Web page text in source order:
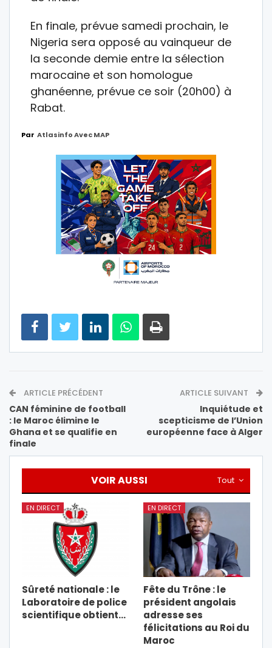
En finale, prévue samedi prochain, le
Nigeria sera opposé au vainqueur de
la seconde demie entre la sélection
marocaine et son homologue
ghanéenne, prévue ce soir (20h00) à
Rabat.
Par Atlasinfo Avec MAP
ARTICLE PRÉCÉDENT
CAN féminine de football
: le Maroc élimine le
Ghana et se qualifie en
finale
ARTICLE SUIVANT
Inquiétude et
scepticisme de l’Union
européenne face à Alger
Tout
VOIR AUSSI
EN DIRECT
Sûreté nationale : le
Laboratoire de police
scientifique obtient…
EN DIRECT
Fête du Trône : le
président angolais
adresse ses
félicitations au Roi du
Maroc